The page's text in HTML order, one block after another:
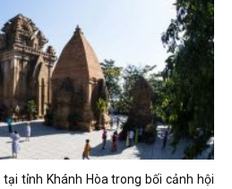
tỉnh Khánh Hòa trong bối cảnh hội